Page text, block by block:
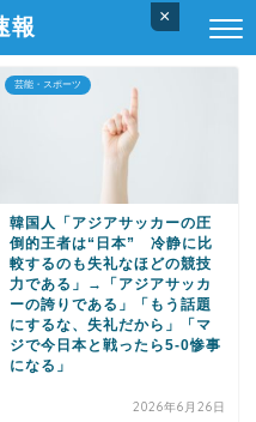
×
報
芸能・スポーツ
韓国人「アジアサッカーの圧
倒的王者は“日本” 冷静に比
較するのも失礼なほどの競技
力である」→「アジアサッカ
ーの誇りである」「もう話題
にするな、失礼だから」「マ
ジで今日本と戦ったら5-0惨事
になる」
2026年6月26日